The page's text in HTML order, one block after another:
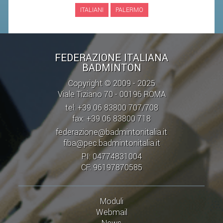
ITALIANI PALERMO
FEDERAZIONE ITALIANA
BADMINTON
Copyright © 2009 - 2025
Viale Tiziano 70 - 00196 ROMA
tel: +39 06 83800 707/708
fax: +39 06 83800 718
federazione@badmintonitalia.it
fiba@pec.badmintonitalia.it
PI: 04774831004
CF: 96197870585
Moduli
Webmail
CTF – PALABADMINTON
ATLETI D'INTERESSE NAZIONALE
SCHEDE ATLETI
VOLA CON NOI
CENTRI TECNICI TERRITORIALI
COMMISSIONE ATLETI
TESSERAMENTO
AFFILIAZIONE E TESSERAMENTO
QUOTE E TASSE
CONVENZIONI